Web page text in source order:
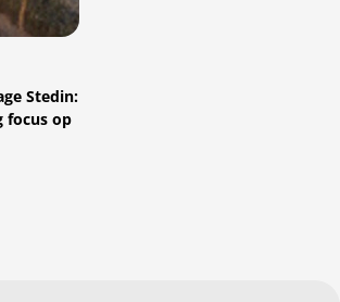
Stedin:
focus op